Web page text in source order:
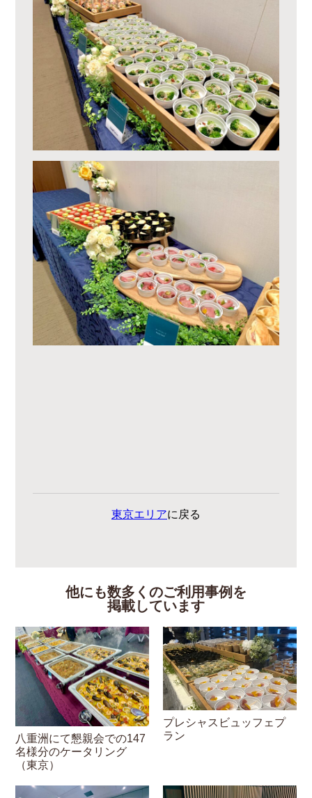
東京エリアに戻る
他にも数多くのご利用事例を
掲載しています
八重洲にて懇親会での147
名様分のケータリング
（東京）
プレシャスビュッフェプ
ラン